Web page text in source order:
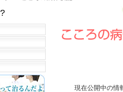
現在公開中の情